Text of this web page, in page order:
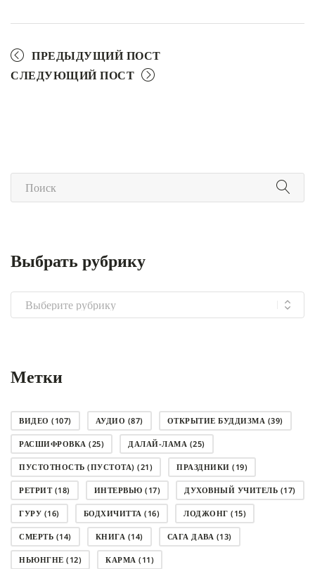
ПРЕДЫДУЩИЙ ПОСТ
СЛЕДУЮЩИЙ ПОСТ
Выбрать рубрику
Выбрать
рубрику
Метки
ВИДЕО (107) АУДИО (87) ОТКРЫТИЕ БУДДИЗМА (39)
РАСШИФРОВКА (25) ДАЛАЙ-ЛАМА (25)
ПУСТОТНОСТЬ (ПУСТОТА) (21) ПРАЗДНИКИ (19)
РЕТРИТ(18) ИНТЕРВЬЮ (17) ДУХОВНЫЙ УЧИТЕЛЬ (17)
ГУРУ (16) БОДХИЧИТТА (16) ЛОДЖОНГ (15)
СМЕРТЬ (14) КНИГА (14) САГА ДАВА (13)
НЬЮНГНЕ (12) КАРМА (11)